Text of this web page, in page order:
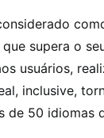
supera o
usuários,
inclusive,
de 50 idiomas